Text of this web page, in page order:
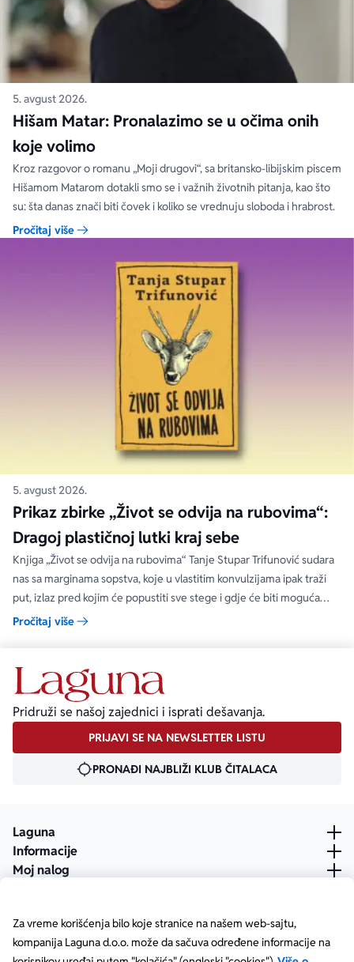
Za vreme korišćenja bilo koje stranice na našem web-sajtu,
kompanija Laguna d.o.o. može da sačuva određene informacije na
5. avgust 2026.
Hišam Matar: Pronalazimo se u očima onih
koje volimo
Kroz razgovor o romanu „Moji drugovi“, sa britansko-libijskim piscem
Hišamom Matarom dotakli smo se i važnih životnih pitanja, kao što
su: šta danas znači biti čovek i koliko se vrednuju sloboda i hrabrost.
Pročitaj više
5. avgust 2026.
Prikaz zbirke „Život se odvija na rubovima“:
Dragoj plastičnoj lutki kraj sebe
Knjiga „Život se odvija na rubovima“ Tanje Stupar Trifunović sudara
nas sa marginama sopstva, koje u vlastitim konvulzijama ipak traži
put, izlaz pred kojim će popustiti sve stege i gdje će biti moguća
sloboda.
Pročitaj više
Pridruži se našoj zajednici i isprati dešavanja.
PRIJAVI SE NA NEWSLETTER LISTU
PRONAĐI NAJBLIŽI KLUB ČITALACA
Laguna
Informacije
Moj nalog